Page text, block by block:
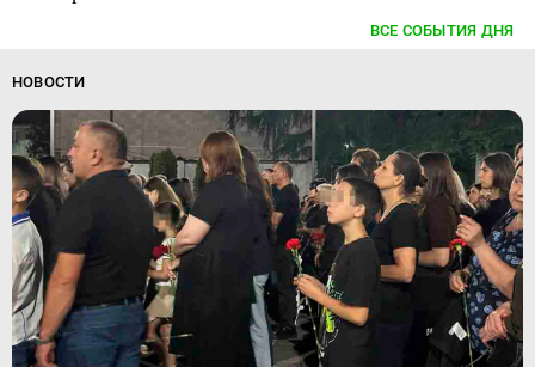
ВСЕ СОБЫТИЯ ДНЯ
НОВОСТИ